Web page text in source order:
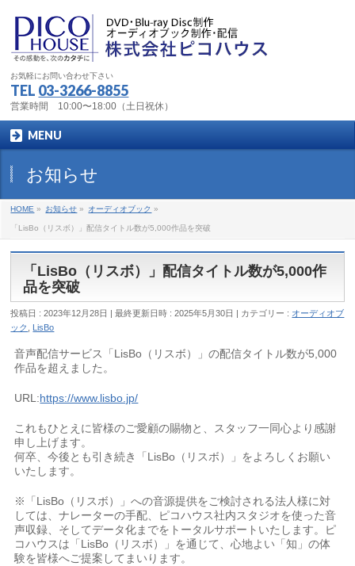
お気軽にお問い合わせ下さい
TEL 03-3266-8855
営業時間 10:00〜18:00（土日祝休）
MENU
お知らせ
HOME » お知らせ » オーディオブック »
「LisBo（リスボ）」配信タイトル数が5,000作品を突破
「LisBo（リスボ）」配信タイトル数が5,000作
品を突破
投稿日 : 2023年12月28日 最終更新日時 : 2025年5月30日 カテゴリー : オーディオブ
ック
LisBo
音声配信サービス「LisBo（リスボ）」の配信タイトル数が5,000
作品を超えました。
URL:https://www.lisbo.jp/
これもひとえに皆様のご愛顧の賜物と、スタッフ一同心より感謝
申し上げます。
何卒、今後とも引き続き「LisBo（リスボ）」をよろしくお願い
いたします。
※「LisBo（リスボ）」への音源提供をご検討される法人様に対
しては、ナレーターの手配、ピコハウス社内スタジオを使った音
声収録、そしてデータ化までをトータルサポートいたします。ピ
コハウスは「LisBo（リスボ）」を通じて、心地よい「知」の体
験を皆様へご提案してまいります。